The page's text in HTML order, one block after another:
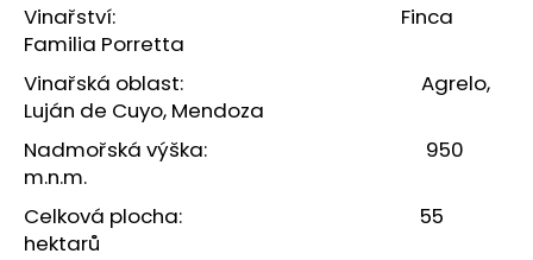
Vinařství: Finca
Familia Porretta
Vinařská oblast: Agrelo,
Luján de Cuyo, Mendoza
Nadmořská výška: 950
m.n.m.
Celková plocha: 55
hektarů
r
u
č
u
j
e
m
e